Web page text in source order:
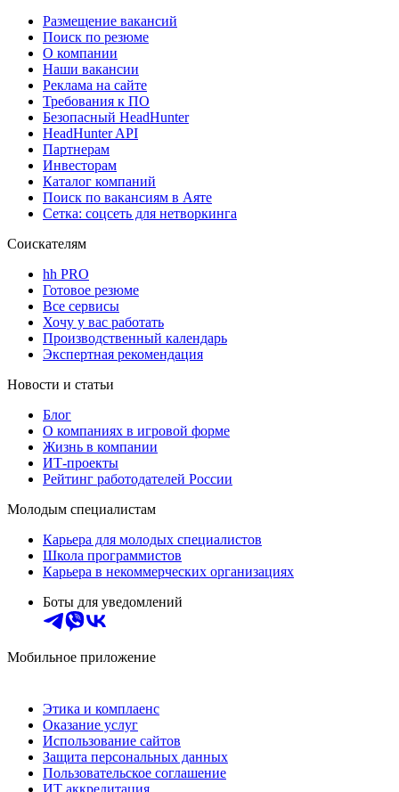
Размещение вакансий
Поиск по резюме
О компании
Наши вакансии
Реклама на сайте
Требования к ПО
Безопасный HeadHunter
HeadHunter API
Партнерам
Инвесторам
Каталог компаний
Поиск по вакансиям в Аяте
Сетка: соцсеть для нетворкинга
Соискателям
hh PRO
Готовое резюме
Все сервисы
Хочу у вас работать
Производственный календарь
Экспертная рекомендация
Новости и статьи
Блог
О компаниях в игровой форме
Жизнь в компании
ИТ-проекты
Рейтинг работодателей России
Молодым специалистам
Карьера для молодых специалистов
Школа программистов
Карьера в некоммерческих организациях
Боты для уведомлений
Мобильное приложение
Этика и комплаенс
Оказание услуг
Использование сайтов
Защита персональных данных
Пользовательское соглашение
ИТ аккредитация